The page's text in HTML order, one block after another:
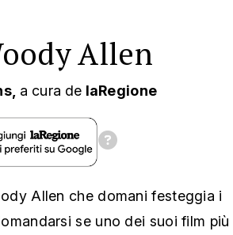
Allen
a cura de laRegione
Allen che domani festeggia i
se uno dei suoi film più